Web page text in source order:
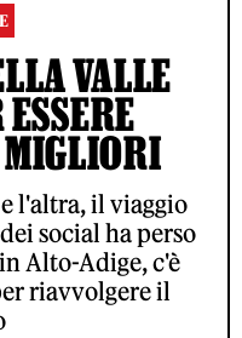
VALLE
l'altra, il viaggio
social ha perso
Alto-Adige, c'è
riavvolgere il